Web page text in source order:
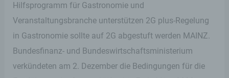
Hilfsprogramm für Gastronomie und
Veranstaltungsbranche unterstützen 2G plus-Regelung
in Gastronomie sollte auf 2G abgestuft werden MAINZ.
Bundesfinanz- und Bundeswirtschaftsministerium
verkündeten am 2. Dezember die Bedingungen für die